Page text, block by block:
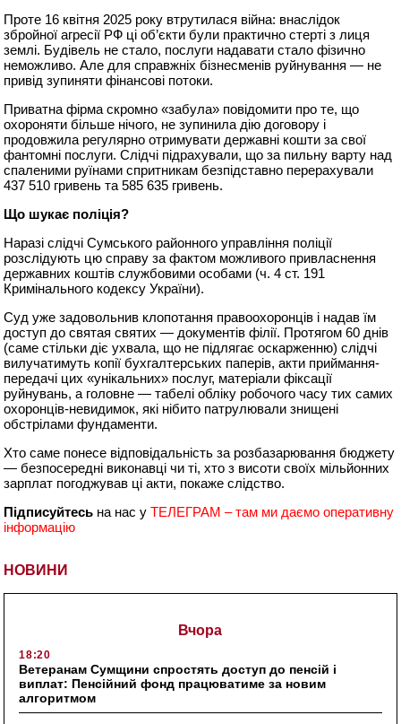
НОВИНИ
Вчора
18:20
Ветеранам Сумщини спростять доступ до пенсій і
виплат: Пенсійний фонд працюватиме за новим
алгоритмом
Проте 16 квітня 2025 року втрутилася війна: внаслідок
збройної агресії РФ ці об’єкти були практично стерті з лиця
землі. Будівель не стало, послуги надавати стало фізично
неможливо. Але для справжніх бізнесменів руйнування — не
привід зупиняти фінансові потоки.
Приватна фірма скромно «забула» повідомити про те, що
охороняти більше нічого, не зупинила дію договору і
продовжила регулярно отримувати державні кошти за свої
фантомні послуги. Слідчі підрахували, що за пильну варту над
спаленими руїнами спритникам безпідставно перерахували
437 510 гривень та 585 635 гривень.
Що шукає поліція?
Наразі слідчі Сумського районного управління поліції
розслідують цю справу за фактом можливого привласнення
державних коштів службовими особами (ч. 4 ст. 191
Кримінального кодексу України).
Суд уже задовольнив клопотання правоохоронців і надав їм
доступ до святая святих — документів філії. Протягом 60 днів
(саме стільки діє ухвала, що не підлягає оскарженню) слідчі
вилучатимуть копії бухгалтерських паперів, акти приймання-
передачі цих «унікальних» послуг, матеріали фіксації
руйнувань, а головне — табелі обліку робочого часу тих самих
охоронців-невидимок, які нібито патрулювали знищені
обстрілами фундаменти.
Хто саме понесе відповідальність за розбазарювання бюджету
— безпосередні виконавці чи ті, хто з висоти своїх мільйонних
зарплат погоджував ці акти, покаже слідство.
Підписуйтесь на нас уТЕЛЕГРАМ – там ми даємо оперативну
інформацію